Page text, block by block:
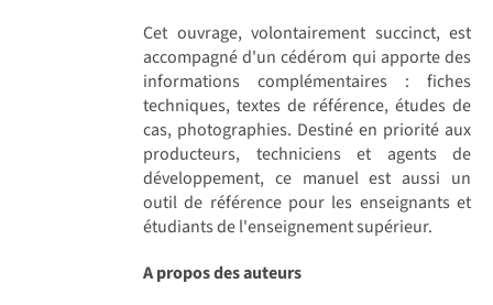
Cet ouvrage, volontairement succinct, est
accompagné d'un cédérom qui apporte des
informations complémentaires : fiches
techniques, textes de référence, études de
cas, photographies. Destiné en priorité aux
producteurs, techniciens et agents de
développement, ce manuel est aussi un
outil de référence pour les enseignants et
étudiants de l'enseignement supérieur.
A propos des auteurs